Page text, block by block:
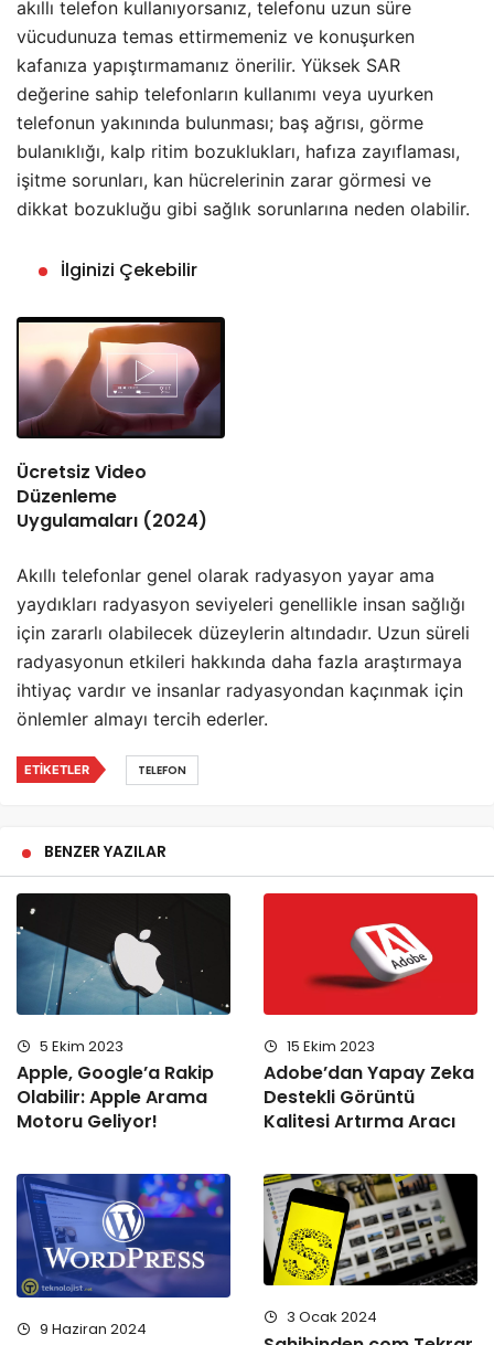
akıllı telefon kullanıyorsanız, telefonu uzun süre
vücudunuza temas ettirmemeniz ve konuşurken
kafanıza yapıştırmamanız önerilir. Yüksek SAR
değerine sahip telefonların kullanımı veya uyurken
telefonun yakınında bulunması; baş ağrısı, görme
bulanıklığı, kalp ritim bozuklukları, hafıza zayıflaması,
işitme sorunları, kan hücrelerinin zarar görmesi ve
dikkat bozukluğu gibi sağlık sorunlarına neden olabilir.
İlginizi Çekebilir
Ücretsiz Video
Düzenleme
Uygulamaları (2024)
Akıllı telefonlar genel olarak radyasyon yayar ama
yaydıkları radyasyon seviyeleri genellikle insan sağlığı
için zararlı olabilecek düzeylerin altındadır. Uzun süreli
radyasyonun etkileri hakkında daha fazla araştırmaya
ihtiyaç vardır ve insanlar radyasyondan kaçınmak için
önlemler almayı tercih ederler.
ETIKETLER TELEFON
BENZER YAZILAR
5 Ekim 2023
Apple, Google’a Rakip
Olabilir: Apple Arama
Motoru Geliyor!
15 Ekim 2023
Adobe’dan Yapay Zeka
Destekli Görüntü
Kalitesi Artırma Aracı
9 Haziran 2024
3 Ocak 2024